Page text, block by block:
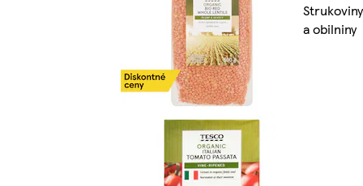
Strukoviny
a obilniny